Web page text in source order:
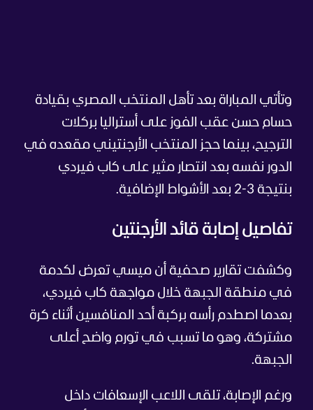
وتأتي المباراة بعد تأهل المنتخب المصري بقيادة
حسام حسن عقب الفوز على أستراليا بركلات
الترجيح، بينما حجز المنتخب الأرجنتيني مقعده في
الدور نفسه بعد انتصار مثير على كاب فيردي
بنتيجة 3-2 بعد الأشواط الإضافية.
تفاصيل إصابة قائد الأرجنتين
وكشفت تقارير صحفية أن ميسي تعرض لكدمة
في منطقة الجبهة خلال مواجهة كاب فيردي،
بعدما اصطدم رأسه بركبة أحد المنافسين أثناء كرة
مشتركة، وهو ما تسبب في تورم واضح أعلى
الجبهة.
ورغم الإصابة، تلقى اللاعب الإسعافات داخل